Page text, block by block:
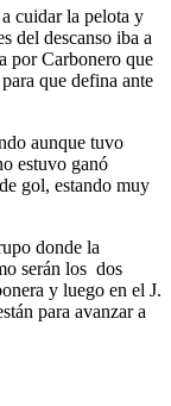
cuidar la pelota y
del descanso iba a
por Carbonero que
que defina ante
aunque tuvo
estuvo ganó
gol, estando muy
donde la
serán los dos
y luego en el J.
para avanzar a